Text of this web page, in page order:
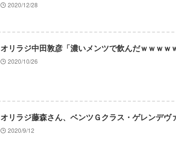
2020/12/28
オリラジ中田敦彦「濃いメンツで飲んだｗｗｗｗ
2020/10/26
オリラジ藤森さん、ベンツＧクラス・ゲレンデヴ
2020/9/12